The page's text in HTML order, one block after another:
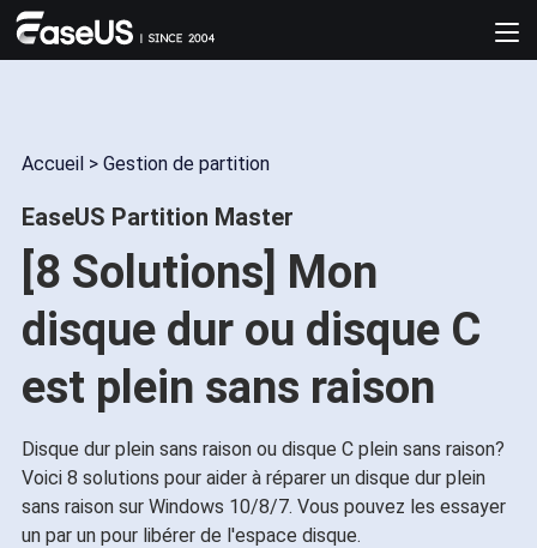
Accueil > Gestion de partition
EaseUS Partition Master
[8 Solutions] Mon
disque dur ou disque C
est plein sans raison
Disque dur plein sans raison ou disque C plein sans raison?
Voici 8 solutions pour aider à réparer un disque dur plein
sans raison sur Windows 10/8/7. Vous pouvez les essayer
un par un pour libérer de l'espace disque.